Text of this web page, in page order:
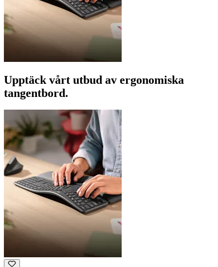
Upptäck vårt utbud av ergonomiska
tangentbord.